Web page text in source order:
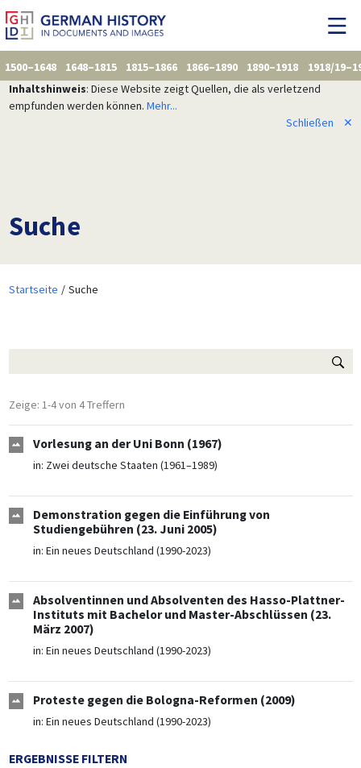
1500–1648 1648–1815 1815–1866 1866–1890 1890–1918
1918/
Inhaltshinweis: Diese Website zeigt Quellen, die als verletzend
empfunden werden können. Mehr...
Schließen
✕
Suche
Startseite Suche
Zeige: 1-4 von 4 Treffern
Vorlesung an der Uni Bonn (1967)
in: Zwei deutsche Staaten (1961–1989)
Demonstration gegen die Einführung von
Studiengebühren (23. Juni 2005)
in: Ein neues Deutschland (1990-2023)
Absolventinnen und Absolventen des Hasso-Plattner-
Instituts mit Bachelor und Master-Abschlüssen (23.
März 2007)
in: Ein neues Deutschland (1990-2023)
Proteste gegen die Bologna-Reformen (2009)
in: Ein neues Deutschland (1990-2023)
ERGEBNISSE FILTERN